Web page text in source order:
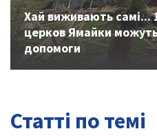
Хай виживають самі...
церков Ямайки
допомоги
Статті по темі